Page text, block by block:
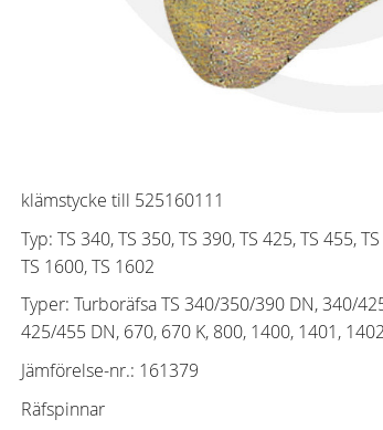
klämstycke till 525160111
Typ: TS 340, TS 350, TS 390, TS 425, TS 455,
TS 1600, TS 1602
Typer: Turboräfsa TS 340/350/390 DN, 340/
425/455 DN, 670, 670 K, 800, 1400, 1401,
Jämförelse-nr.: 161379
Räfspinnar